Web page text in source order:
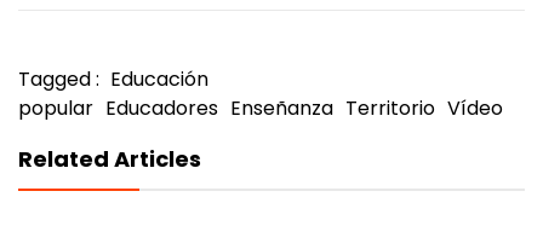
Tagged : Educación
popular Educadores Enseñanza Territorio Vídeo
Related Articles